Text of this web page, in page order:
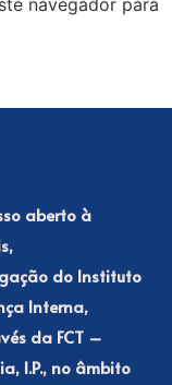
navegador para
aberto à
do Instituto
Interna,
da FCT –
I.P., no âmbito